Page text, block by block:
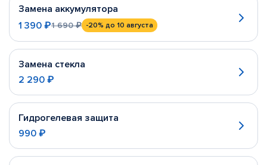
Замена аккумулятора
1 390 ₽1 690 ₽ -20% до 10 августа
Замена стекла
2 290 ₽
Гидрогелевая защита
990 ₽